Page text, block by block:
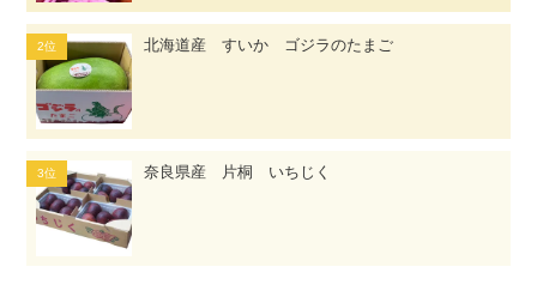
北海道産 すいか ゴジラのたまご
奈良県産 片桐 いちじく